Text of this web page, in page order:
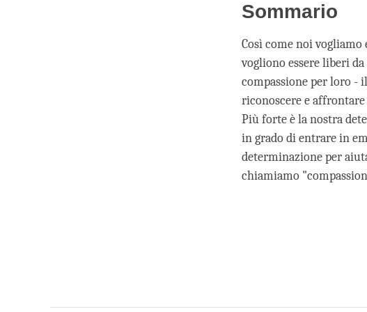
Sommario
Così come noi
vogliono essere liberi
compassione per loro -
riconoscere e
Più forte è la nostra
in grado di entrare in
determinazione per
chiamiamo